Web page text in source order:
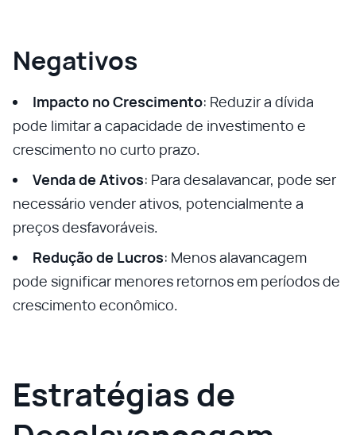
Negativos
Impacto no Crescimento: Reduzir a dívida
pode limitar a capacidade de investimento e
crescimento no curto prazo.
Venda de Ativos: Para desalavancar, pode ser
necessário vender ativos, potencialmente a
preços desfavoráveis.
Redução de Lucros: Menos alavancagem
pode significar menores retornos em períodos de
crescimento econômico.
Estratégias de